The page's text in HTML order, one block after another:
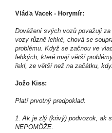
Vláďa Vacek - Horymír:
Dovážení svých vozů považuji
vozy různě lehké, chová se
problému. Když se začnou ve
lehkých, které mají větší
řekl, ze větší než na začátku,
Jožo Kiss:
Platí prvotný predpoklad:
1. Ak je zlý (krivý) podvozok, ak
NEPOMÔŽE.